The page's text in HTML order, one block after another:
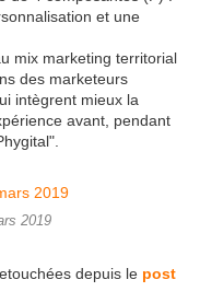
et une
mix marketing territorial
des marketeurs
intègrent mieux la
avant, pendant
2019
depuis le post